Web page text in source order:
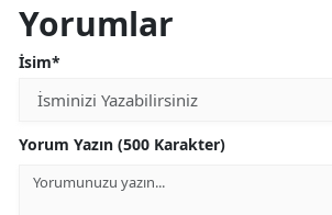
Yorumlar
İsim*
Yorum Yazın (500 Karakter)